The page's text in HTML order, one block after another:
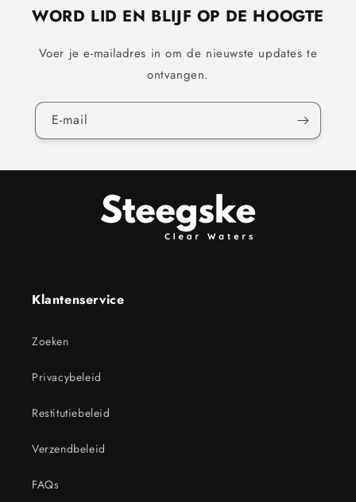
WORD LID EN BLIJF OP DE HOOGTE
Voer je e-mailadres in om de nieuwste updates te
ontvangen.
E‑mail
Klantenservice
Zoeken
Privacybeleid
Restitutiebeleid
Verzendbeleid
FAQs